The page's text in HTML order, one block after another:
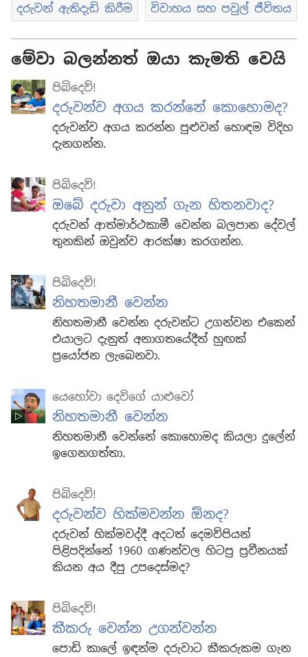
දරුවන් ඇතිදැඩි කිරීම විවාහය සහ පවුල් ජීවිතය
මේවා බලන්නත් ඔයා කැමති වෙයි
පිබිදෙව්!
දරුවන්ව අගය කරන්නේ කොහොමද?
දරුවන්ව අගය කරන්න පුළුවන් හොඳම විදිහ
දැනගන්න.
පිබිදෙව්!
ඔබේ දරුවා අනුන් ගැන හිතනවාද?
දරුවන් ආත්මාර්ථකාමී වෙන්න බලපාන දේවල්
තුනකින් ඔවුන්ව ආරක්ෂා කරගන්න.
පිබිදෙව්!
නිහතමානී වෙන්න
නිහතමානී වෙන්න දරුවන්ට උගන්වන එකෙන්
එයාලට දැනුත් අනාගතයේදීත් හුඟක්
ප්‍රයෝජන ලැබෙනවා.
යෙහෝවා දෙවිගේ යාළුවෝ
නිහතමානී වෙන්න
නිහතමානී වෙන්නේ කොහොමද කියලා දුලේන්
ඉගෙනගත්තා.
පිබිදෙව්!
දරුවන්ව හික්මවන්න ඕනද?
දරුවන් හික්මවද්දී අදටත් දෙමව්පියන්
පිළිපදින්නේ 1960 ගණන්වල හිටපු ප්‍රවීනයක්
කියන අය දීපු උපදෙස්මද?
පිබිදෙව්!
කීකරු වෙන්න උගන්වන්න
පොඩි කාලේ ඉඳන්ම දරුවාට කීකරුකම ගැන